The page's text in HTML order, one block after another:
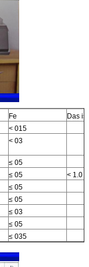
Fe
Das
< 015
< 03
≤ 05
≤ 05
< 1.0
≤ 05
≤ 05
≤ 03
≤ 05
≤ 035